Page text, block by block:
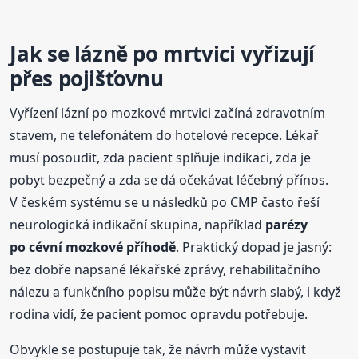
Jak se lázně po mrtvici vyřizují
přes pojišťovnu
Vyřízení lázní po mozkové mrtvici začíná zdravotním
stavem, ne telefonátem do hotelové recepce. Lékař
musí posoudit, zda pacient splňuje indikaci, zda je
pobyt bezpečný a zda se dá očekávat léčebný přínos.
V českém systému se u následků po CMP často řeší
neurologická indikační skupina, například parézy
po cévní mozkové příhodě. Praktický dopad je jasný:
bez dobře napsané lékařské zprávy, rehabilitačního
nálezu a funkčního popisu může být návrh slabý, i když
rodina vidí, že pacient pomoc opravdu potřebuje.
Obvykle se postupuje tak, že návrh může vystavit